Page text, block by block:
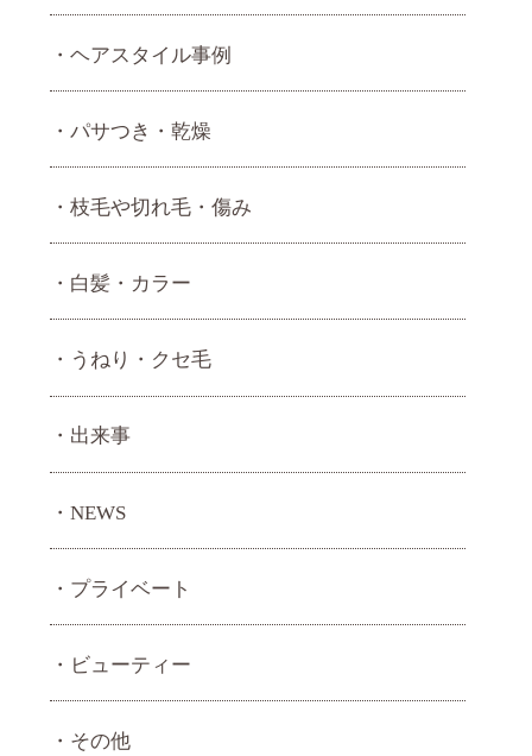
ヘアスタイル事例
パサつき・乾燥
枝毛や切れ毛・傷み
白髪・カラー
うねり・ クセ毛
出来事
NEWS
プライベート
ビューティー
その他